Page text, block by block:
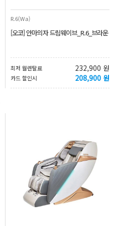
R.6(Wa)
[오코] 안마의자 드림웨이브_R.6_브라운
최저 월렌탈료 232,900 원
카드 할인시 208,900 원